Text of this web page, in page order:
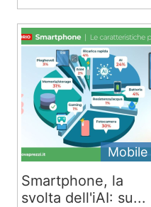
Mobile
Smartphone, la
svolta dell'iAI: su...